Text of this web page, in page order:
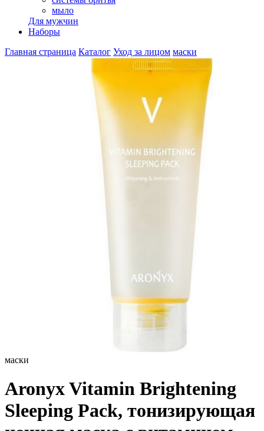
мыло
Для мужчин
Наборы
Главная страница Каталог Уход за лицом маски
маски
Aronyx Vitamin Brightening
Sleeping Pack, тонизирующая